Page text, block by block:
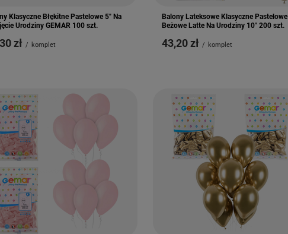
Klasyczne Błękitne Pastelowe 5" Na
Urodziny GEMAR 100 szt.
zł / komplet
Balony Lateksowe Klasyczne Pastelowe
Beżowe Latte Na Urodziny 10" 200 szt.
43,20 zł / komplet